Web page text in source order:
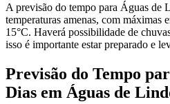
A previsão do tempo para Águas de
temperaturas amenas, com máximas
15°C. Haverá possibilidade de
isso é importante estar preparado e
Previsão do Tempo
Dias em Águas de